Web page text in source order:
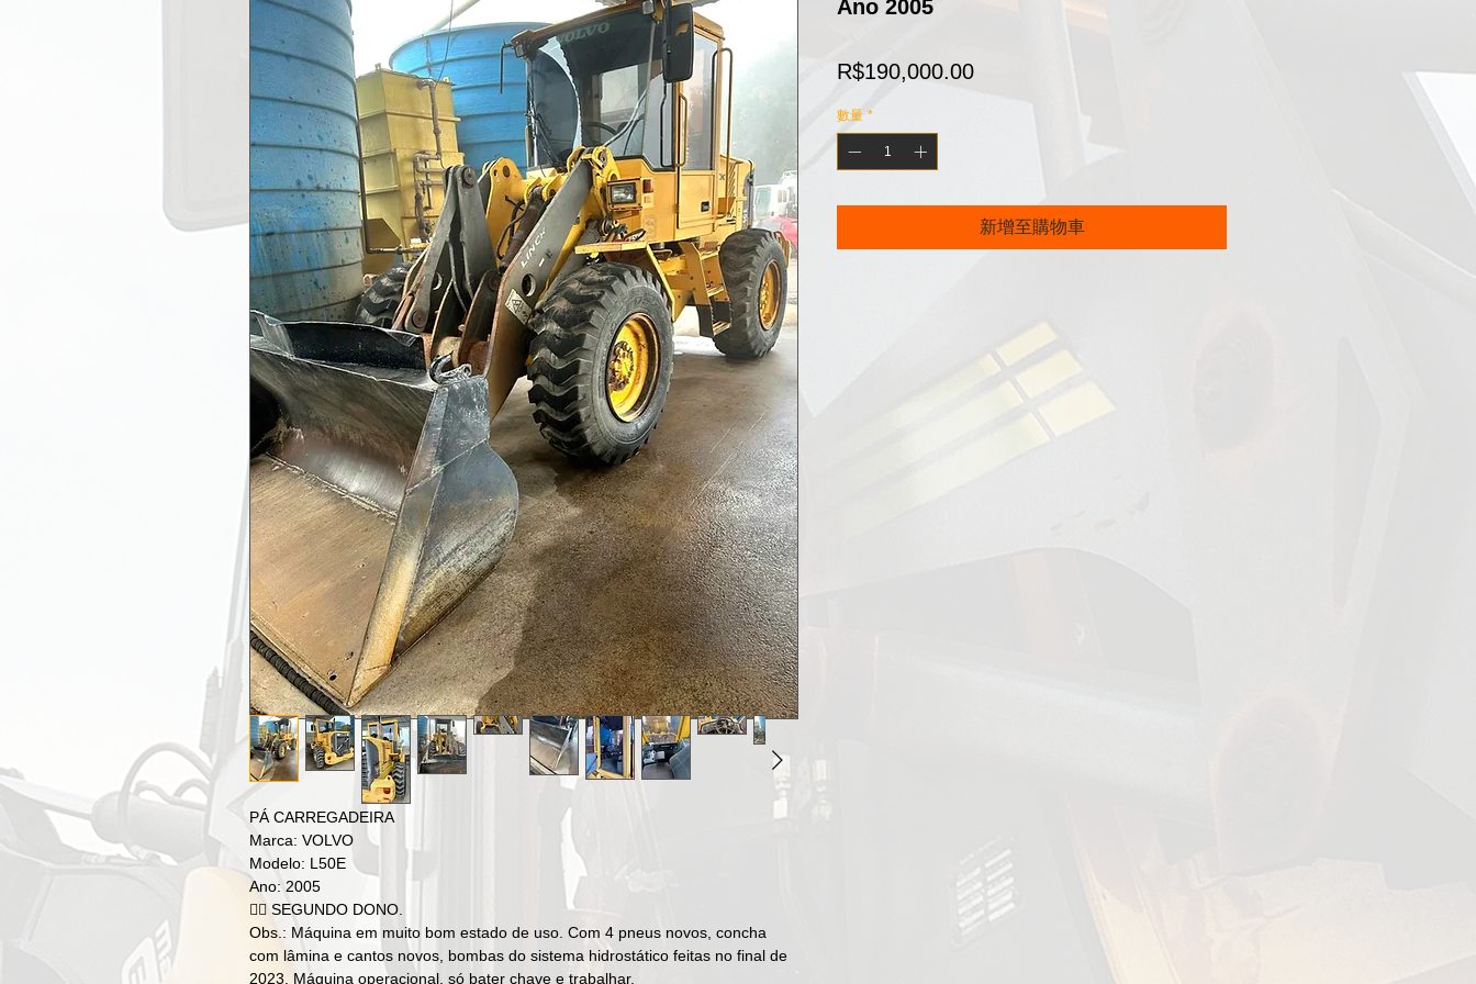
PÁ CARREGADEIRA
Marca: VOLVO
Modelo: L50E
Ano: 2005
👉🏼 SEGUNDO DONO.
Obs.: Máquina em muito bom estado de uso. Com 4 pneus novos, concha
com lâmina e cantos novos, bombas do sistema hidrostático feitas no final de
2023. Máquina operacional, só bater chave e trabalhar.
Ano 2005
R$190,000.00價
數量 *
新增至購物車